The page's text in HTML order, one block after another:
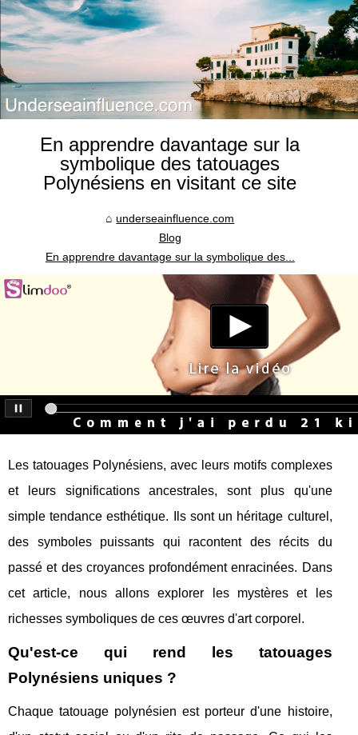
En apprendre davantage sur la
symbolique des tatouages
Polynésiens en visitant ce site
underseainfluence.com
Blog
En apprendre davantage sur la symbolique des...
Les tatouages Polynésiens, avec leurs motifs complexes
et leurs significations ancestrales, sont plus qu'une
simple tendance esthétique. Ils sont un héritage culturel,
des symboles puissants qui racontent des récits du
passé et des croyances profondément enracinées. Dans
cet article, nous allons explorer les mystères et les
richesses symboliques de ces œuvres d'art corporel.
Qu'est-ce qui rend les tatouages
Polynésiens uniques ?
Chaque tatouage polynésien est porteur d'une histoire,